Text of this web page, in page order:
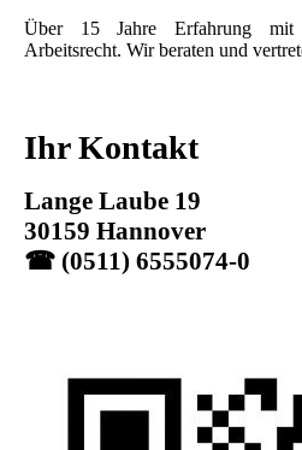
Über 15 Jahre Erfahrung mit
Arbeitsrecht. Wir beraten und
Ihr Kontakt
Lange Laube 19
30159 Hannover
☎ (0511) 6555074-0